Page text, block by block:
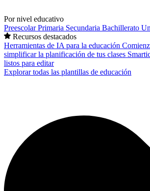
Por nivel educativo
PreescolarPrimaria Secundaria Bachillerato
Recursos destacados
Herramientas de IA para la educación
simplificar la planificación de tus clases
listos para editar
Explorar todas las plantillas de educación